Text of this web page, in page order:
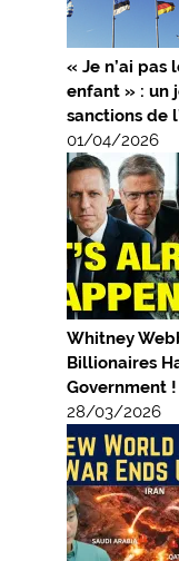
« Je n’ai
enfant » : un
sanctions de
01/04/2026
Whitney
Billionaires
Government !
28/03/2026